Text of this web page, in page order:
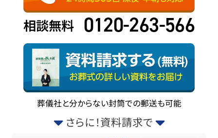
相談無料 0120-263-566
葬儀社と分からない封筒での郵送も可能
さらに！資料請求で